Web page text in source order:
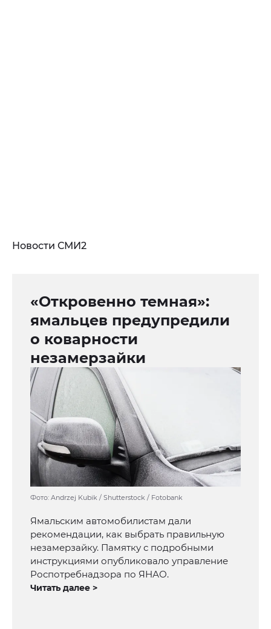
Новости СМИ2
«Откровенно темная»:
ямальцев предупредили
о коварности
незамерзайки
Фото: Andrzej Kubik / Shutterstock / Fotobank
Ямальским автомобилистам дали
рекомендации, как выбрать правильную
незамерзайку. Памятку с подробными
инструкциями опубликовало управление
Роспотребнадзора по ЯНАО.
Читать далее >